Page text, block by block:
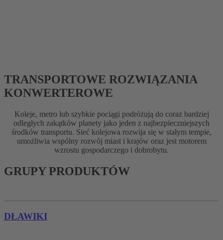
TRANSPORTOWE ROZWIĄZANIA
KONWERTEROWE
Koleje, metro lub szybkie pociągi podróżują do coraz bardziej
odległych zakątków planety jako jeden z najbezpieczniejszych
środków transportu. Sieć kolejowa rozwija się w stałym tempie,
umożliwia wspólny rozwój miast i krajów oraz jest motorem
wzrostu gospodarczego i dobrobytu.
GRUPY PRODUKTÓW
DŁAWIKI